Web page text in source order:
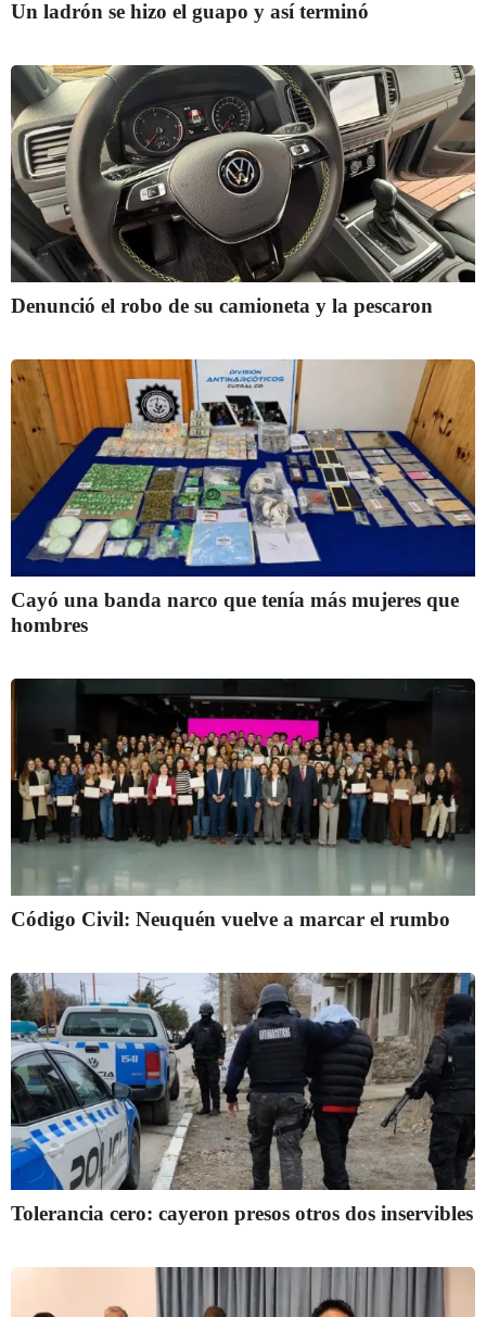
Un ladrón se hizo el guapo y así terminó
Denunció el robo de su camioneta y la pescaron
Cayó una banda narco que tenía más mujeres que
hombres
Código Civil: Neuquén vuelve a marcar el rumbo
Tolerancia cero: cayeron presos otros dos inservibles